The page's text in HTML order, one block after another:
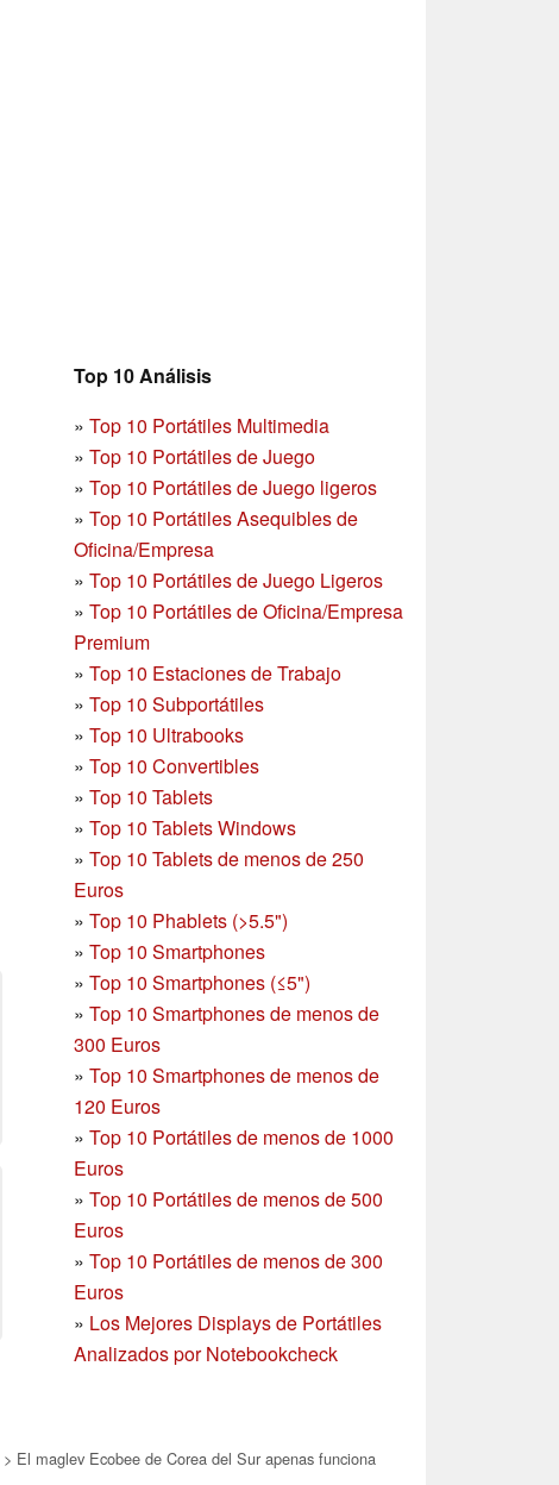
Top 10 Análisis
» Top 10 Portátiles Multimedia
» Top 10 Portátiles de Juego
» Top 10 Portátiles de Juego ligeros
» Top 10 Portátiles Asequibles de
Oficina/Empresa
» Top 10 Portátiles de Juego Ligeros
» Top 10 Portátiles de Oficina/Empresa
Premium
» Top 10 Estaciones de Trabajo
» Top 10 Subportátiles
» Top 10 Ultrabooks
» Top 10 Convertibles
» Top 10 Tablets
» Top 10 Tablets Windows
» Top 10 Tablets de menos de 250
Euros
» Top 10 Phablets (>5.5")
» Top 10 Smartphones
» Top 10 Smartphones (≤5")
» Top 10 Smartphones de menos de
300 Euros
» Top 10 Smartphonesde menos de
120 Euros
» Top 10 Portátiles de menos de 1000
Euros
» Top 10 Portátiles de menos de 500
Euros
» Top 10 Portátiles de menos de 300
Euros
» Los Mejores Displays de Portátiles
Analizados por Notebookcheck
> El maglev Ecobee de Corea del Sur apenas funciona